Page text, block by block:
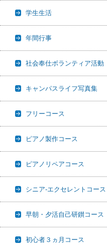
学生生活
年間行事
社会奉仕ボランティア活動
キャンパスライフ写真集
フリーコース
ピアノ製作コース
ピアノリペアコース
シニア-エクセレントコース
早朝・夕活自己研鑚コース
初心者３ヵ月コース